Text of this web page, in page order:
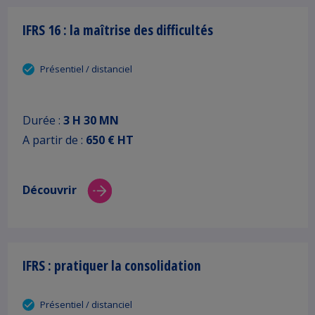
IFRS 16 : la maîtrise des difficultés
Présentiel / distanciel
Durée : 3 H 30 MN
A partir de : 650 € HT
Découvrir
IFRS : pratiquer la consolidation
Présentiel / distanciel